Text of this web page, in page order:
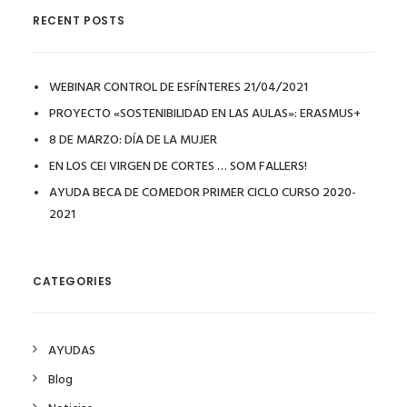
RECENT POSTS
WEBINAR CONTROL DE ESFÍNTERES 21/04/2021
PROYECTO «SOSTENIBILIDAD EN LAS AULAS»: ERASMUS+
8 DE MARZO: DÍA DE LA MUJER
EN LOS CEI VIRGEN DE CORTES … SOM FALLERS!
AYUDA BECA DE COMEDOR PRIMER CICLO CURSO 2020-
2021
CATEGORIES
AYUDAS
Blog